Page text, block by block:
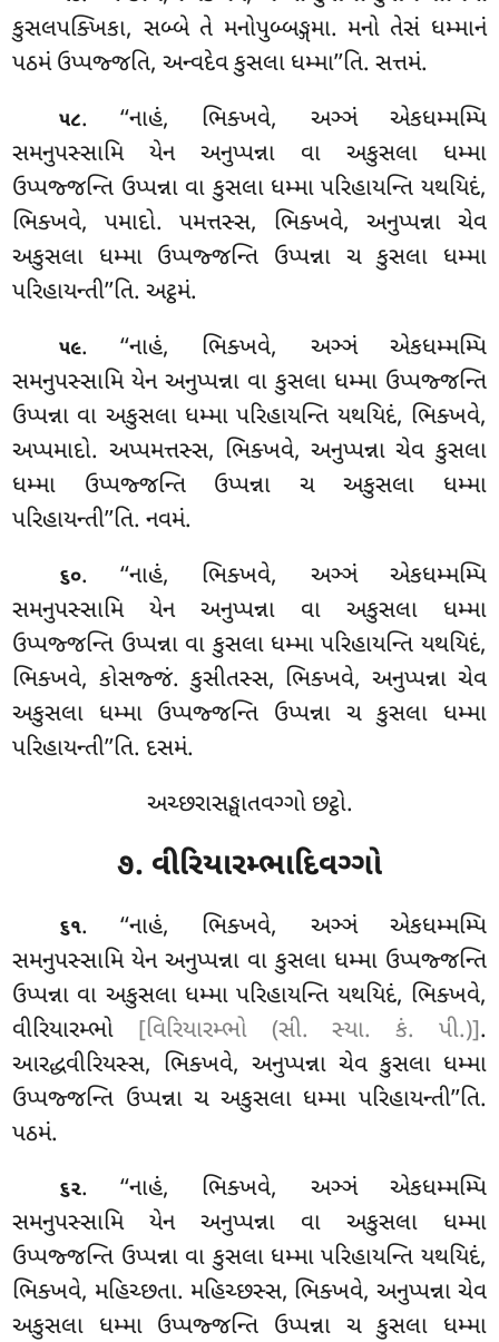
કુસલપક્ખિકા, સબ્બે તે મનોપુબ્બઙ્ગમા. મનો તેસં ધમ્માનં
પઠમં ઉપ્પજ્જતિ, અન્વદેવકુસલા ધમ્મા’’તિ. સત્તમં.
૫૮. ‘‘નાહં, ભિક્ખવે, અઞ્ઞં એકધમ્મમ્પિ
સમનુપસ્સામિ યેન અનુપ્પન્ના વા અકુસલા ધમ્મા
ઉપ્પજ્જન્તિ ઉપ્પન્ના વા કુસલા ધમ્મા પરિહાયન્તિ યથયિદં,
ભિક્ખવે, પમાદો. પમત્તસ્સ, ભિક્ખવે, અનુપ્પન્ના ચેવ
અકુસલા ધમ્મા ઉપ્પજ્જન્તિ ઉપ્પન્ના ચ કુસલા ધમ્મા
પરિહાયન્તી’’તિ. અટ્ઠમં.
૫૯. ‘‘નાહં, ભિક્ખવે, અઞ્ઞં એકધમ્મમ્પિ
સમનુપસ્સામિ યેન અનુપ્પન્ના વા કુસલા ધમ્મા ઉપ્પજ્જન્તિ
ઉપ્પન્ના વા અકુસલા ધમ્મા પરિહાયન્તિ યથયિદં, ભિક્ખવે,
અપ્પમાદો. અપ્પમત્તસ્સ, ભિક્ખવે, અનુપ્પન્ના ચેવ કુસલા
ધમ્મા ઉપ્પજ્જન્તિ ઉપ્પન્ના ચ અકુસલા ધમ્મા
પરિહાયન્તી’’તિ. નવમં.
૬૦. ‘‘નાહં, ભિક્ખવે, અઞ્ઞં એકધમ્મમ્પિ
સમનુપસ્સામિ યેન અનુપ્પન્ના વા અકુસલા ધમ્મા
ઉપ્પજ્જન્તિ ઉપ્પન્ના વા કુસલા ધમ્મા પરિહાયન્તિ યથયિદં,
ભિક્ખવે, કોસજ્જં. કુસીતસ્સ, ભિક્ખવે, અનુપ્પન્ના ચેવ
અકુસલા ધમ્મા ઉપ્પજ્જન્તિ ઉપ્પન્ના ચ કુસલા ધમ્મા
પરિહાયન્તી’’તિ. દસમં.
અચ્છરાસઙ્ઘાતવગ્ગો છટ્ઠો.
૭. વીરિયારમ્ભાદિવગ્ગો
૬૧. ‘‘નાહં, ભિક્ખવે, અઞ્ઞં એકધમ્મમ્પિ
સમનુપસ્સામિ યેન અનુપ્પન્ના વા કુસલા ધમ્મા ઉપ્પજ્જન્તિ
ઉપ્પન્ના વા અકુસલા ધમ્મા પરિહાયન્તિ યથયિદં, ભિક્ખવે,
વીરિયારમ્ભો [વિરિયારમ્ભો (સી. સ્યા. કં. પી.)].
આરદ્ધવીરિયસ્સ, ભિક્ખવે, અનુપ્પન્ના ચેવ કુસલા ધમ્મા
ઉપ્પજ્જન્તિ ઉપ્પન્ના ચ અકુસલા ધમ્મા પરિહાયન્તી’’તિ.
પઠમં.
૬૨. ‘‘નાહં, ભિક્ખવે, અઞ્ઞં એકધમ્મમ્પિ
સમનુપસ્સામિ યેન અનુપ્પન્ના વા અકુસલા ધમ્મા
ઉપ્પજ્જન્તિ ઉપ્પન્ના વા કુસલા ધમ્મા પરિહાયન્તિ યથયિદં,
ભિક્ખવે, મહિચ્છતા. મહિચ્છસ્સ, ભિક્ખવે, અનુપ્પન્ના ચેવ
અકુસલા ધમ્મા ઉપ્પજ્જન્તિ ઉપ્પન્ના ચ કુસલા ધમ્મા